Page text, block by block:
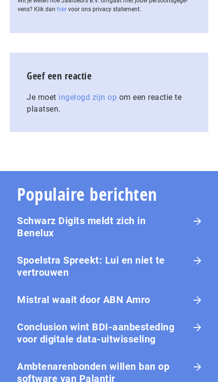
vens? Klik dan hier voor ons privacy statement.
Geef een reactie
Je moet ingelogd zijn op om een reactie te
plaatsen.
Populaire berichten
Schwarz Digits meldt zich in
Benelux
Spoelstra Spreekt: Lui en niet te
vertrouwen
Mistral waait door ABN Amro
Conclusion wint BDI-aanbesteding
voor digitale data-uitwisseling
Ambtenarenbonden willen ban op
software van Palantir